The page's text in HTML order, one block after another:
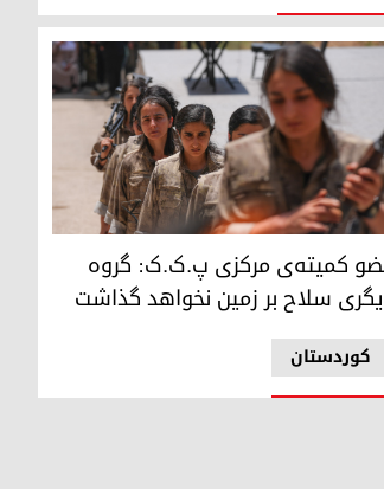
اوزگور اوزل، رهبر حزب جمهوری‌خواه خلق
کمیته‌ی مرکزی پ.ک.ک: گروه دیگری سلاح
کوردستان
کمیته‌ی مرکزی پ.ک.ک: گروه
سلاح بر زمین نخواهد گذاشت